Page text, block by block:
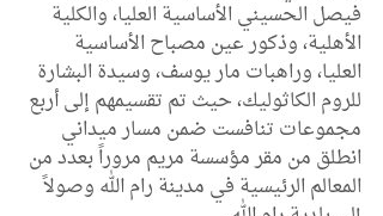
فيصل الحسيني الأساسية العليا، والكلية
الأهلية، وذكور عين مصباح الأساسية
العليا، وراهبات مار يوسف، وسيدة البشارة
للروم الكاثوليك، حيث تم تقسيمهم إلى أربع
مجموعات تنافست ضمن مسار ميداني
انطلق من مقر مؤسسة مريم مروراً بعدد من
المعالم الرئيسية في مدينة رام الله وصولاً